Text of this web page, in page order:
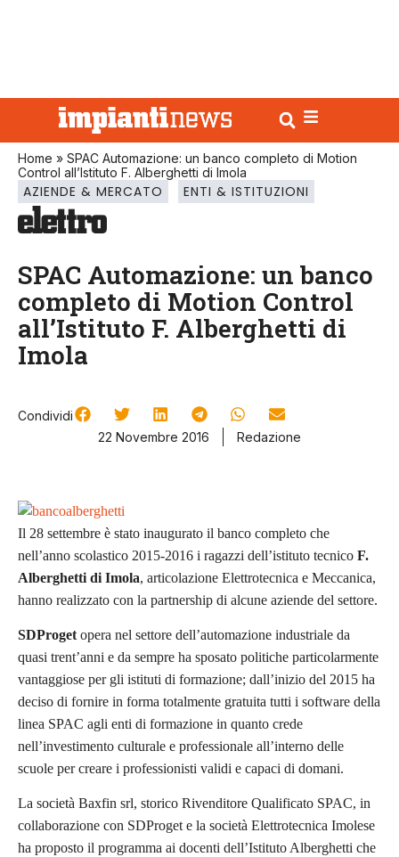
Home » SPAC Automazione: un banco completo di Motion
Control all’Istituto F. Alberghetti di Imola
AZIENDE & MERCATO ENTI & ISTITUZIONI
SPAC Automazione: un banco
completo di Motion Control
all’Istituto F. Alberghetti di
Imola
Condividi
22 Novembre 2016
Redazione
Il 28 settembre è stato inaugurato il banco completo che
nell’anno scolastico 2015-2016 i ragazzi dell’istituto tecnico F.
Alberghetti di Imola, articolazione Elettrotecnica e Meccanica,
hanno realizzato con la partnership di alcune aziende del settore.
SDProget opera nel settore dell’automazione industriale da
quasi trent’anni e da sempre ha sposato politiche particolarmente
vantaggiose per gli istituti di formazione; dall’inizio del 2015 ha
deciso di fornire in forma totalmente gratuita tutti i software della
linea SPAC agli enti di formazione in quanto crede
nell’investimento culturale e professionale all’interno delle
scuole per creare i professionisti validi e capaci di domani.
La società Baxfin srl, storico Rivenditore Qualificato SPAC, in
collaborazione con SDProget e la società Elettrotecnica Imolese
ha proposto il programma ai docenti dell’Istituto Alberghetti che